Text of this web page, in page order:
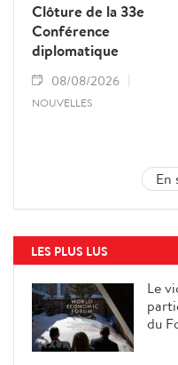
Clôture de la 33e
Conférence
diplomatique
08/08/2026
NOUVELLES
En
LES PLUS LUS
Le
du